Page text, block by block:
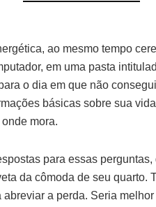
ao mesmo tempo
em uma pasta
o dia em que não
básicas sobre sua
mora.
para essas
da cômoda de seu quarto.
a perda. Seria melhor